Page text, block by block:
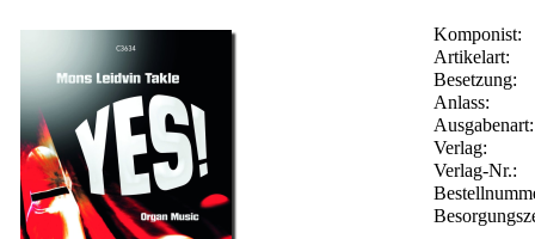
Komponist:
Artikelart:
Besetzung:
Anlass:
Ausgabenart:
Verlag:
Verlag-Nr.: